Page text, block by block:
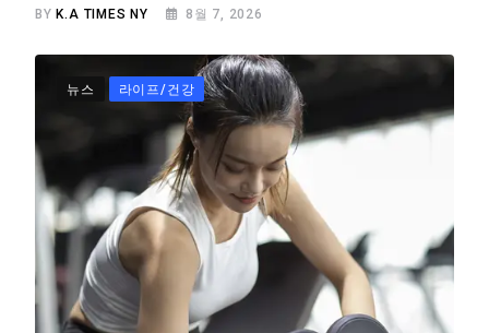
BY K.A TIMES NY 8월 7, 2026
뉴스 라이프/건강